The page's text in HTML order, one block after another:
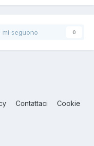
mi seguono 0
Contattaci Cookie